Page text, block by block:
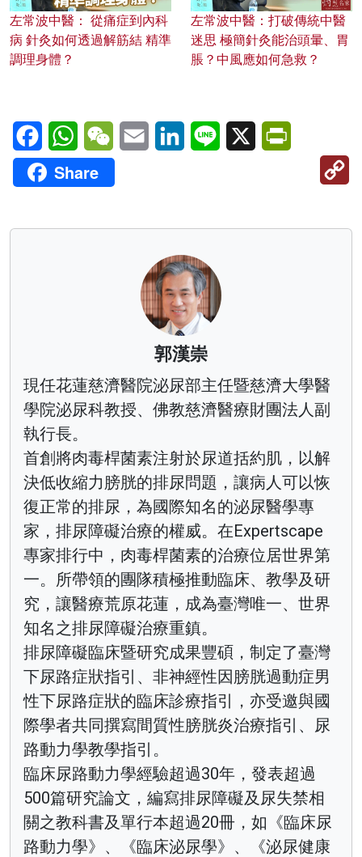
左常波中醫： 從痛症到內科
病 針灸如何透過解筋結 精準
調理身體？
左常波中醫：打破傳統中醫
迷思 極簡針灸能治頭暈、胃
脹？中風應如何急救？
FacebookWhatsAppWeChatEmail LinkedInLine X
Share
郭漢崇
現任花蓮慈濟醫院泌尿部主任暨慈濟大學醫
學院泌尿科教授、佛教慈濟醫療財團法人副
執行長。
首創將肉毒桿菌素注射於尿道括約肌，以解
決低收縮力膀胱的排尿問題，讓病人可以恢
復正常的排尿，為國際知名的泌尿醫學專
家，排尿障礙治療的權威。在Expertscape
專家排行中，肉毒桿菌素的治療位居世界第
一。所帶領的團隊積極推動臨床、教學及研
究，讓醫療荒原花蓮，成為臺灣唯一、世界
知名之排尿障礙治療重鎮。
排尿障礙臨床暨研究成果豐碩，制定了臺灣
下尿路症狀指引、非神經性因膀胱過動症男
性下尿路症狀的臨床診療指引，亦受邀與國
際學者共同撰寫間質性膀胱炎治療指引、尿
路動力學教學指引。
臨床尿路動力學經驗超過30年，發表超過
500篇研究論文，編寫排尿障礙及尿失禁相
關之教科書及單行本超過20冊，如《臨床尿
路動力學》、《臨床泌尿學》、《泌尿健康